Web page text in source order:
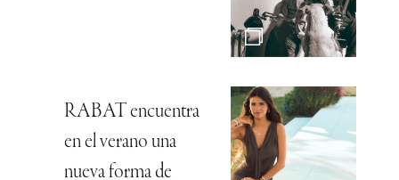
RABAT encuentra
en el verano una
nueva forma de